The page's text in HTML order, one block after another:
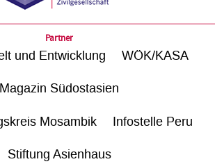
Partner
und Entwicklung WÖK/KASA
Magazin Südostasien
Mosambik Infostelle Peru
Stiftung Asienhaus